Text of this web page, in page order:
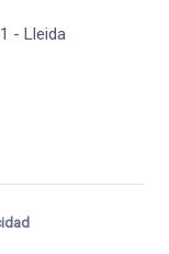
- Lleida